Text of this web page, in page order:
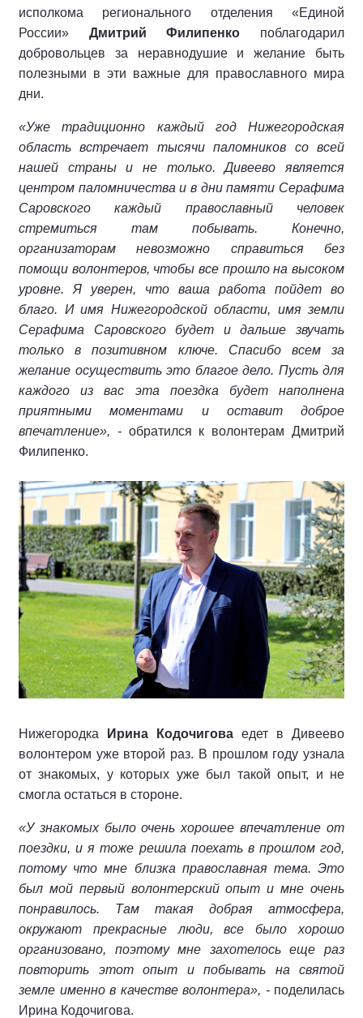
исполкома регионального отделения «Единой
России» Дмитрий Филипенко поблагодарил
добровольцев за неравнодушие и желание быть
полезными в эти важные для православного мира
дни.
«Уже традиционно каждый год Нижегородская
область встречает тысячи паломников со всей
нашей страны и не только. Дивеево является
центром паломничества и в дни памяти Серафима
Саровского каждый православный человек
стремиться там побывать. Конечно,
организаторам невозможно справиться без
помощи волонтеров, чтобы все прошло на высоком
уровне. Я уверен, что ваша работа пойдет во
благо. И имя Нижегородской области, имя земли
Серафима Саровского будет и дальше звучать
только в позитивном ключе. Спасибо всем за
желание осуществить это благое дело. Пусть для
каждого из вас эта поездка будет наполнена
приятными моментами и оставит доброе
впечатление», -обратился к волонтерам Дмитрий
Филипенко.
Нижегородка Ирина Кодочигова едет в Дивеево
волонтером уже второй раз. В прошлом году узнала
от знакомых, у которых уже был такой опыт, и не
смогла остаться в стороне.
«У знакомых было очень хорошее впечатление от
поездки, и я тоже решила поехать в прошлом год,
потому что мне близка православная тема. Это
был мой первый волонтерский опыт и мне очень
понравилось. Там такая добрая атмосфера,
окружают прекрасные люди, все было хорошо
организовано, поэтому мне захотелось еще раз
повторить этот опыт и побывать на святой
земле именно в качестве волонтера», -поделилась
Ирина Кодочигова.